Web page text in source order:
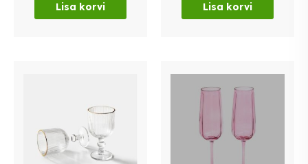
Lisa korvi Lisa korvi